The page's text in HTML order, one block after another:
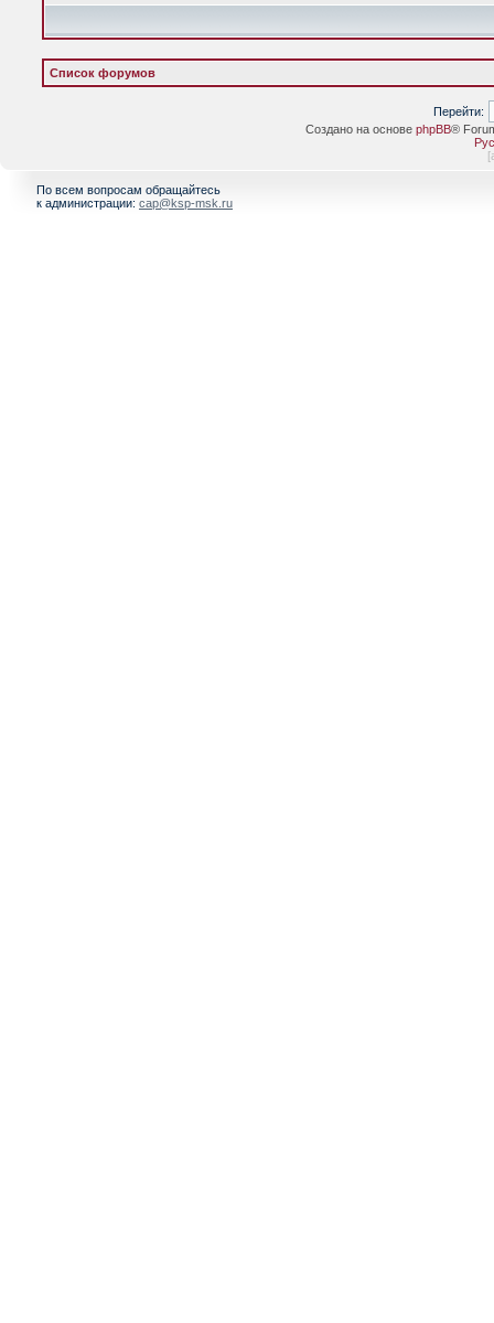
Список форумов
Перейти:
Создано на основе phpBB®
[
По всем вопросам обращайтесь
к администрации: cap@ksp-msk.ru